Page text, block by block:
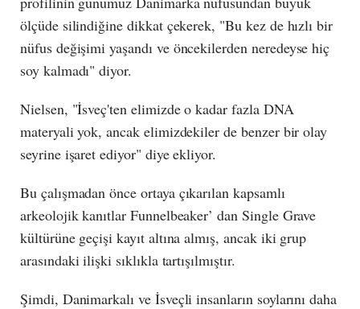
ölçüde silindiğine dikkat çekerek, "Bu kez de hızlı bir
nüfus değişimi yaşandı ve öncekilerden neredeyse hiç
soy kalmadı" diyor.
Nielsen, "İsveç'ten elimizde o kadar fazla DNA
materyali yok, ancak elimizdekiler de benzer bir olay
seyrine işaret ediyor" diye ekliyor.
Bu çalışmadan önce ortaya çıkarılan kapsamlı
arkeolojik kanıtlar Funnelbeaker’ dan Single Grave
kültürüne geçişi kayıt altına almış, ancak iki grup
arasındaki ilişki sıklıkla tartışılmıştır.
Şimdi, Danimarkalı ve İsveçli insanların soylarını daha